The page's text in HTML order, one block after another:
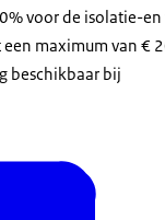
voor de isolatie-
maximum van €
beschikbaar bij